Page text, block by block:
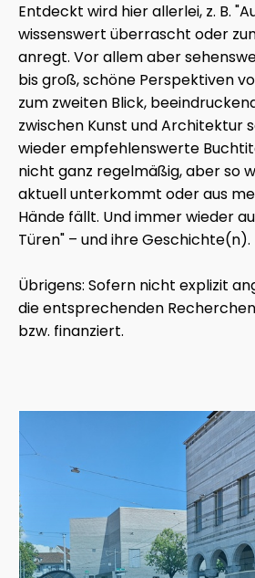
Entdeckt wird hier allerlei, z. B.
wissenswert überrascht oder
anregt. Vor allem aber
bis groß, schöne Perspektiven
zum zweiten Blick,
zwischen Kunst und Architektur
wieder empfehlenswerte
nicht ganz regelmäßig, aber so
aktuell unterkommt oder aus
Hände fällt. Und immer wieder
Türen" – und ihre Geschichte(n).
Übrigens: Sofern nicht explizit
die entsprechenden
bzw. finanziert.